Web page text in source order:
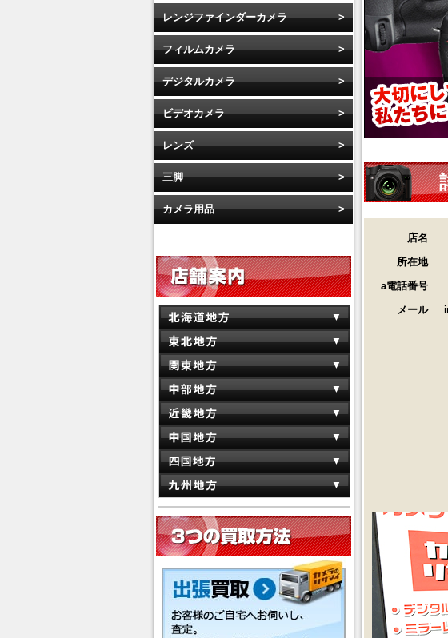
店名
所在地
a電話番号
メール
レンジファインダーカメラ
フィルムカメラ
デジタルカメラ
ビデオカメラ
レンズ
三脚
カメラ用品